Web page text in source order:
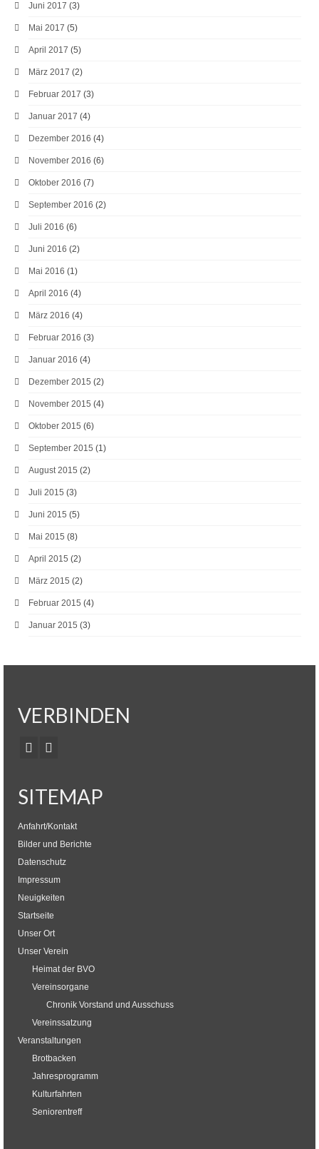
Juni 2017 (3)
Mai 2017 (5)
April 2017 (5)
März 2017 (2)
Februar 2017 (3)
Januar 2017 (4)
Dezember 2016 (4)
November 2016 (6)
Oktober 2016 (7)
September 2016 (2)
Juli 2016 (6)
Juni 2016 (2)
Mai 2016 (1)
April 2016 (4)
März 2016 (4)
Februar 2016 (3)
Januar 2016 (4)
Dezember 2015 (2)
November 2015 (4)
Oktober 2015 (6)
September 2015 (1)
August 2015 (2)
Juli 2015 (3)
Juni 2015 (5)
Mai 2015 (8)
April 2015 (2)
März 2015 (2)
Februar 2015 (4)
Januar 2015 (3)
VERBINDEN
SITEMAP
Anfahrt/Kontakt
Bilder und Berichte
Datenschutz
Impressum
Neuigkeiten
Startseite
Unser Ort
Unser Verein
Heimat der BVO
Vereinsorgane
Chronik Vorstand und Ausschuss
Vereinssatzung
Veranstaltungen
Brotbacken
Jahresprogramm
Kulturfahrten
Seniorentreff